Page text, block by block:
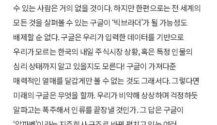
수 있는 사람은 거의 없을 것이다. 하지만 한편으로는 전 세계의
모든 것을 살펴볼 수 있는 구글이 ‘빅브라더’가 될 가능성도
배제할 순 없다. 구글은 우리가 입력한 데이터를 기반으로
우리가 모르는 한국의 내일 주식시장 상황, 혹은 특정 인물의
심리 상태까지 알고 있을지도 모른다! 구글이 가져다준
매력적인 열매를 달갑게만 볼 수 없는 것도 그래서다. 그렇다면
미래의 구글은 무엇을 할까. 우리가 비약해 상상하며 걱정하듯
알파고는 폭주해서 인류를 끝장낼 것인가. 그 답은 구글이